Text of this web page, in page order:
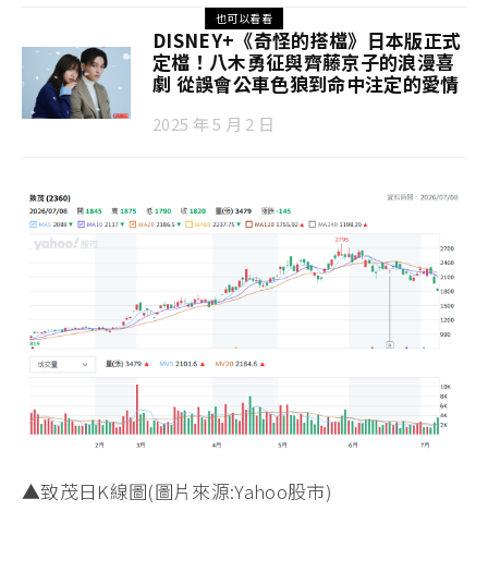
也可以看看
DISNEY+《奇怪的搭檔》日本版正式
定檔！八木勇征與齊藤京子的浪漫喜
劇 從誤會公車色狼到命中注定的愛情
2025 年 5 月 2 日
▲致茂日K線圖(圖片來源:Yahoo股市)